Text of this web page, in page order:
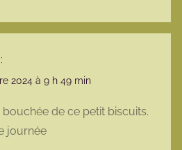
2024 à 9 h 49 min
bouchée de ce petit biscuits.
journée